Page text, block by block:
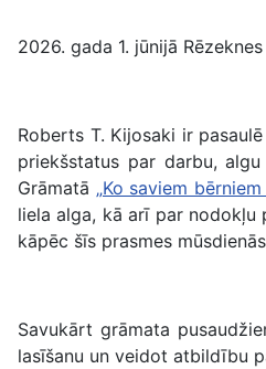
2026. gada 1. jūnijā
Roberts T. Kijosaki ir
priekšstatus par darbu,
Grāmatā „Ko saviem
liela alga, kā arī par nodokļu
kāpēc šīs prasmes
Savukārt grāmata
lasīšanu un veidot atbildību